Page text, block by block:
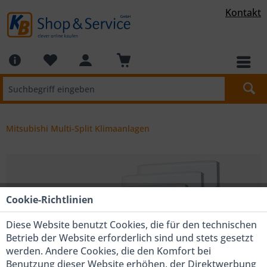
Kontakt
Mitsubishi Multi-Split Klimaanlagen
Cookie-Richtlinien
Diese Website benutzt Cookies, die für den technischen
Betrieb der Website erforderlich sind und stets gesetzt
werden. Andere Cookies, die den Komfort bei
Benutzung dieser Website erhöhen, der Direktwerbung